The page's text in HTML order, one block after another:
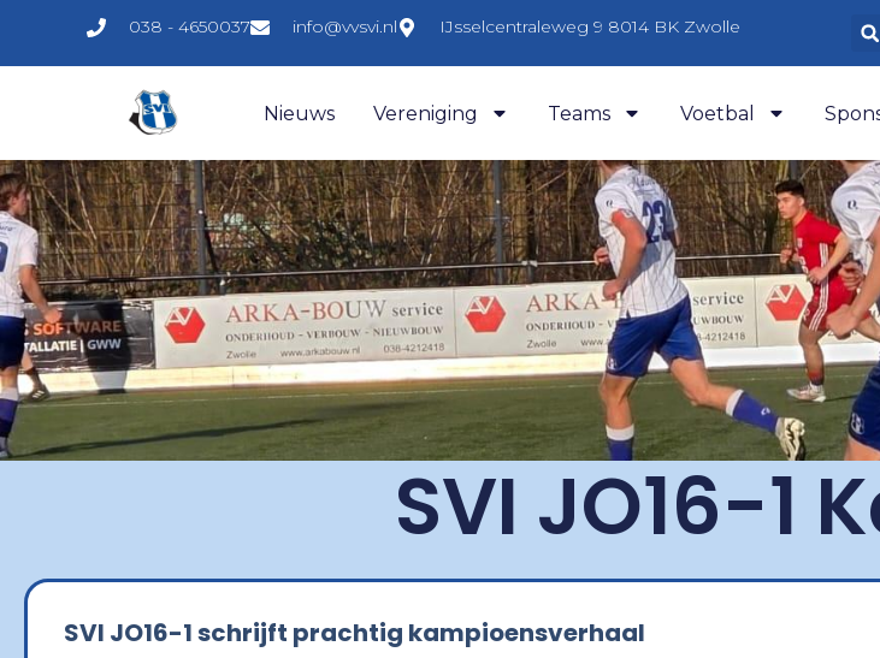
038 - 4650037 info@vvsvi.nl IJsselcentraleweg 9 8014 BK Zwolle
Nieuws Vereniging Teams Voetbal
SVI JO16-1
SVI JO16-1 schrijft prachtig kampioensverhaal